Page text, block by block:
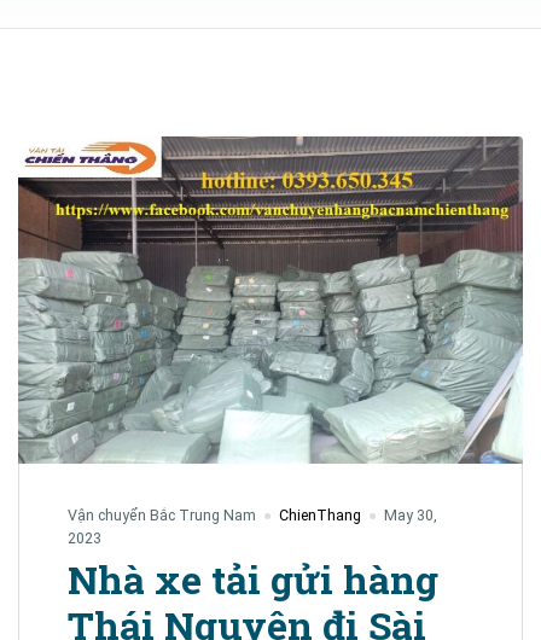
Vận chuyển Bắc Trung Nam ChienThang
May 30,
2023
Nhà xe tải gửi hàng
Thái Nguyên đi Sài